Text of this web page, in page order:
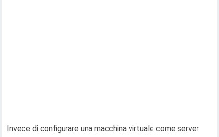
Invece di configurare una macchina virtuale come server